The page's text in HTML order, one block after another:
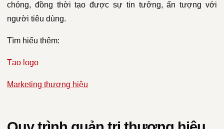
chóng, đồng thời tạo được sự tin tưởng, ấn tượng với
người tiêu dùng.
Tìm hiểu thêm:
Tạo logo
Marketing thương hiệu